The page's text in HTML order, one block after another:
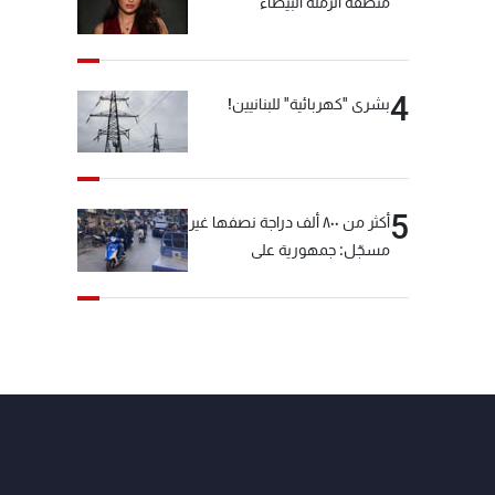
4بشرى "كهربائية" للبنانيين!
5
أكثر من ٨٠٠ ألف دراجة نصفها غير
مسجّل: جمهورية على